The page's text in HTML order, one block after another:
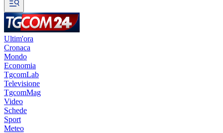
Ultim'ora
Cronaca
Mondo
Economia
TgcomLab
Televisione
TgcomMag
Video
Schede
Sport
Meteo